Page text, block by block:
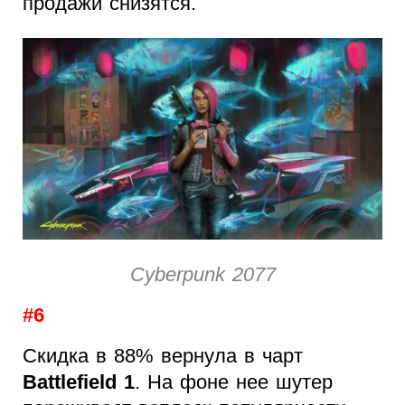
Cyberpunk 2077
#6
Скидка в 88% вернула в чарт
Battlefield 1. На фоне нее шутер